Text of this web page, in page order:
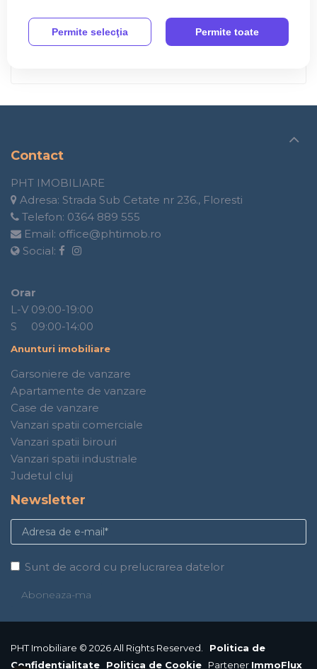
3 Bai
Contact
PHT IMOBILIARE
Adresa: Strada Sub Cetate nr 236., Floresti
Telefon: 0364 889 555
Email: office@phtimob.ro
Social:
Orar
L-V 09:00-19:00
S 09:00-14:00
Anunturi imobiliare
Garsoniere de vanzare
Apartamente de vanzare
Case de vanzare
Vanzari spatii comerciale
Vanzari spatii birouri
Vanzari spatii industriale
Judetul cluj
Newsletter
Sunt de acord cu prelucrarea datelor
PHT Imobiliare © 2026 All Rights Reserved. Politica de
Confidentialitate
Politica de Cookie Partener ImmoFlux
Permite selecţia Permite toate